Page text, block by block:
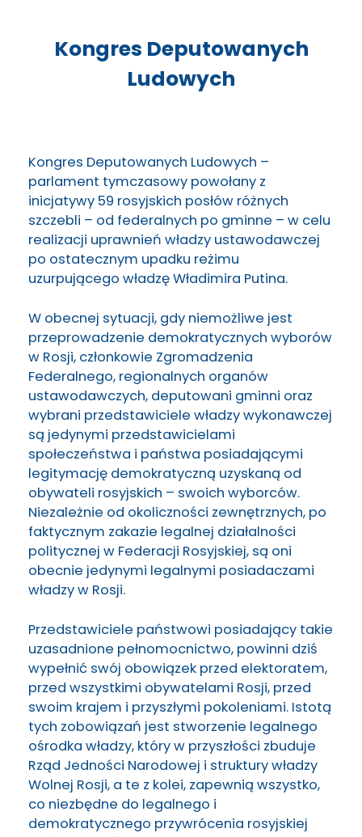
Kongres Deputowanych
Ludowych
Kongres Deputowanych Ludowych –
parlament tymczasowy powołany z
inicjatywy 59 rosyjskich posłów różnych
szczebli – od federalnych po gminne – w celu
realizacji uprawnień władzy ustawodawczej
po ostatecznym upadku reżimu
uzurpującego władzę Władimira Putina.
W obecnej sytuacji, gdy niemożliwe jest
przeprowadzenie demokratycznych wyborów
w Rosji, członkowie Zgromadzenia
Federalnego, regionalnych organów
ustawodawczych, deputowani gminni oraz
wybrani przedstawiciele władzy wykonawczej
są jedynymi przedstawicielami
społeczeństwa i państwa posiadającymi
legitymację demokratyczną uzyskaną od
obywateli rosyjskich – swoich wyborców.
Niezależnie od okoliczności zewnętrznych, po
faktycznym zakazie legalnej działalności
politycznej w Federacji Rosyjskiej, są oni
obecnie jedynymi legalnymi posiadaczami
władzy w Rosji.
Przedstawiciele państwowi posiadający takie
uzasadnione pełnomocnictwo, powinni dziś
wypełnić swój obowiązek przed elektoratem,
przed wszystkimi obywatelami Rosji, przed
swoim krajem i przyszłymi pokoleniami. Istotą
tych zobowiązań jest stworzenie legalnego
ośrodka władzy, który w przyszłości zbuduje
Rząd Jedności Narodowej i struktury władzy
Wolnej Rosji, a te z kolei, zapewnią wszystko,
co niezbędne do legalnego i
demokratycznego przywrócenia rosyjskiej